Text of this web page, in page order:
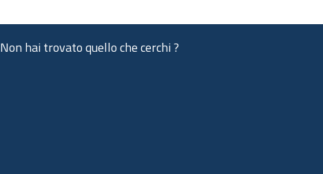
Non hai trovato quello che cerchi ?